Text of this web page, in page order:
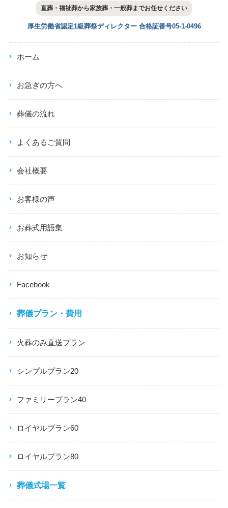
直葬・福祉葬から家族葬・一般葬までお任せください
厚生労働省認定1級葬祭ディレクター 合格証番号05-1-0496
ホーム
お急ぎの方へ
葬儀の流れ
よくあるご質問
会社概要
お客様の声
お葬式用語集
お知らせ
Facebook
葬儀プラン・費用
火葬のみ直送プラン
シンプルプラン20
ファミリープラン40
ロイヤルプラン60
ロイヤルプラン80
葬儀式場一覧